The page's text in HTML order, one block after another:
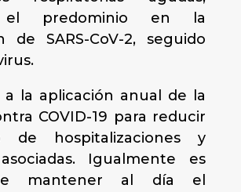
el predominio en la
de SARS-CoV-2, seguido
a la aplicación anual de la
COVID-19 para reducir
de hospitalizaciones y
Igualmente es
mantener al día el